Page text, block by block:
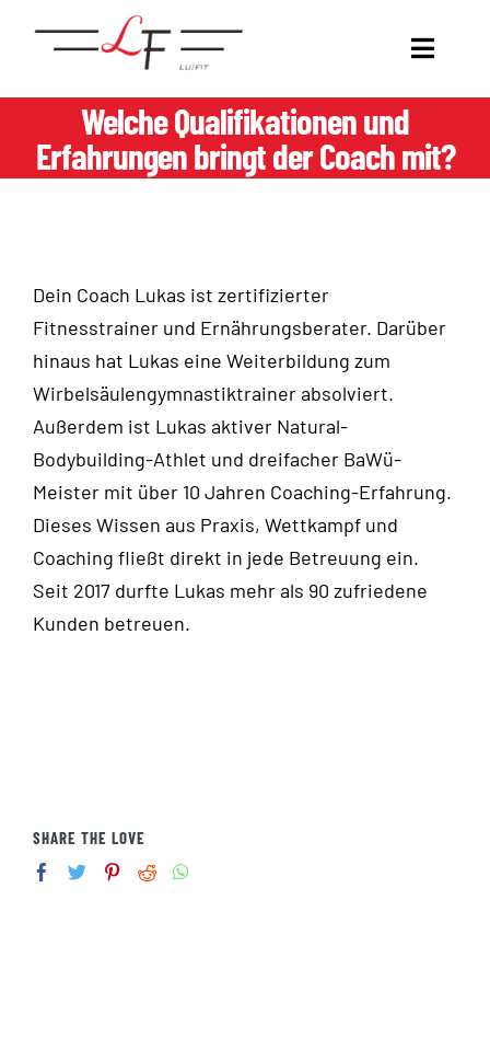
COACHING
TRANSFORMATION WALL
Welche Qualifikationen und
Erfahrungen bringt der Coach mit?
Dein Coach Lukas ist zertifizierter
Fitnesstrainer und Ernährungsberater. Darüber
hinaus hat Lukas eine Weiterbildung zum
Wirbelsäulengymnastiktrainer absolviert.
Außerdem ist Lukas aktiver Natural-
Bodybuilding-Athlet und dreifacher BaWü-
Meister mit über 10 Jahren Coaching-Erfahrung.
Dieses Wissen aus Praxis, Wettkampf und
Coaching fließt direkt in jede Betreuung ein.
Seit 2017 durfte Lukas mehr als 90 zufriedene
Kunden betreuen.
SHARE THE LOVE